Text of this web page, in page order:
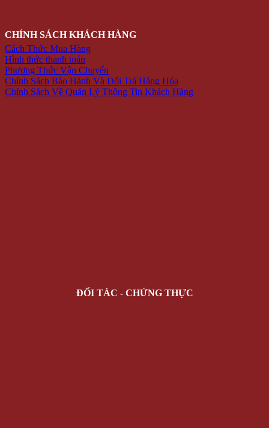
CHÍNH SÁCH KHÁCH HÀNG
Cách Thức Mua Hàng
Hình thức thanh toán
Phương Thức Vận Chuyển
Chính Sách Bảo Hành Và Đổi Trả Hàng Hóa
Chính Sách Về Quản Lý Thông Tin Khách Hàng
ĐỐI TÁC - CHỨNG THỰC